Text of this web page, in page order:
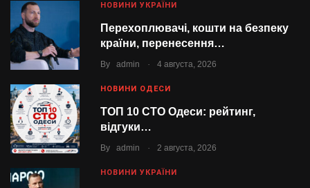
НОВИНИ УКРАЇНИ
Перехоплювачі, кошти на безпеку
країни, перенесення…
By admin . 4 августа, 2026
НОВИНИ ОДЕСИ
ТОП 10 СТО Одеси: рейтинг,
відгуки…
By admin . 2 августа, 2026
НОВИНИ УКРАЇНИ